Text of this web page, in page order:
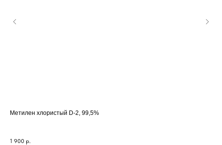
Метилен хлористый D-2, 99,5%
1 900 р.